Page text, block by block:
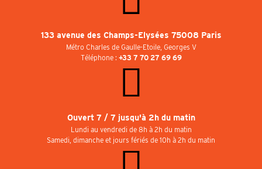
133 avenue des Champs-Elysées 75008 Paris
Métro Charles de Gaulle-Etoile, Georges V
Téléphone : +33 7 70 27 69 69
Ouvert 7 / 7 jusqu'à 2h du matin
Lundi au vendredi de 8h à 2h du matin
Samedi, dimanche et jours fériés de 10h à 2h du matin